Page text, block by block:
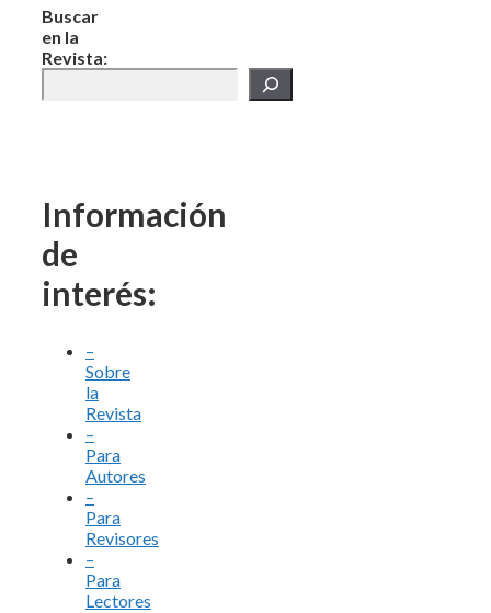
Buscar
en la
Revista:
Información
de
interés:
–
Sobre
la
Revista
–
Para
Autores
–
Para
Revisores
–
Para
Lectores